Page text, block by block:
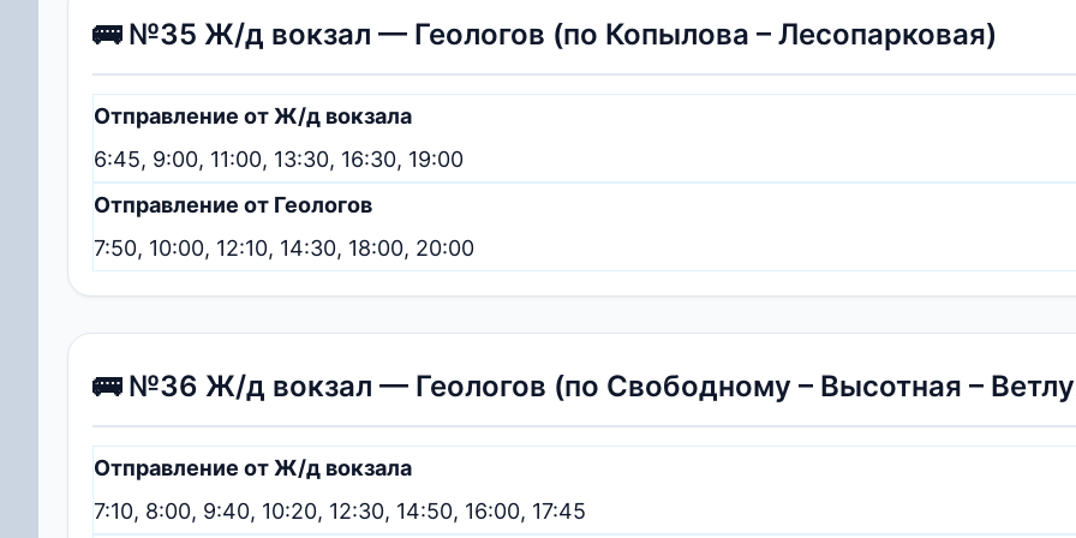
🚌 №35 Ж/д вокзал — Геологов (по Копылова – Лесопарковая)
Отправление от Ж/д вокзала
6:45, 9:00, 11:00, 13:30, 16:30, 19:00
Отправление от Геологов
7:50, 10:00, 12:10, 14:30, 18:00, 20:00
🚌 №36 Ж/д вокзал — Геологов (по Свободному – Высотная –
Отправление от Ж/д вокзала
7:10, 8:00, 9:40, 10:20, 12:30, 14:50, 16:00, 17:45